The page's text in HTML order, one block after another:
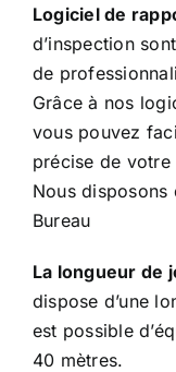
Logiciel de
d’inspection
de
Grâce à nos
vous pouvez
précise de
Nous disposons
Bureau
La longueur de
dispose d’une
est possible
40 mètres.